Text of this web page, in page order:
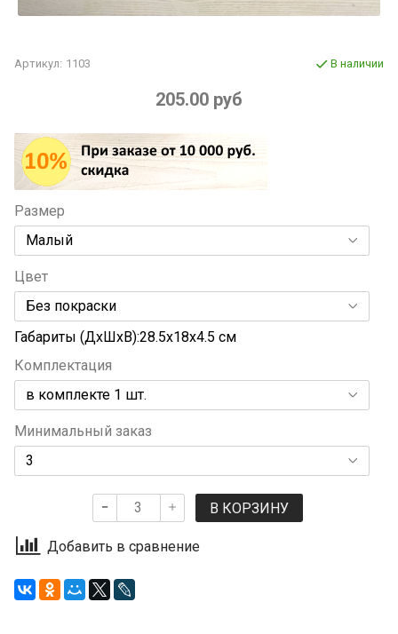
Артикул: 1103 В наличии
205.00 руб
Размер
Цвет
Габариты (ДхШхВ):28.5x18x4.5 см
Комплектация
Минимальный заказ
В КОРЗИНУ
Добавить в сравнение